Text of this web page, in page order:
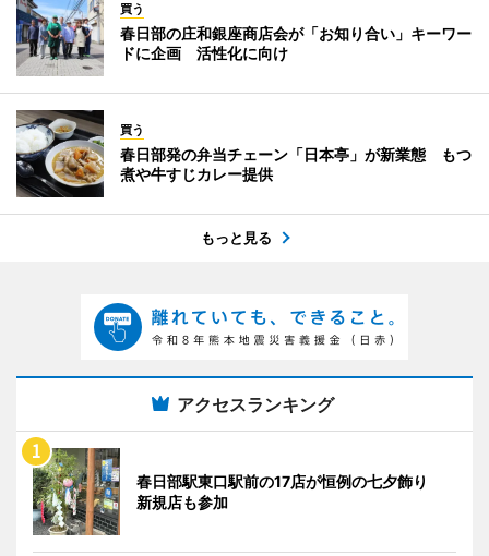
買う
春日部の庄和銀座商店会が「お知り合い」キーワー
ドに企画 活性化に向け
買う
春日部発の弁当チェーン「日本亭」が新業態 もつ
煮や牛すじカレー提供
もっと見る
アクセスランキング
春日部駅東口駅前の17店が恒例の七夕飾り
新規店も参加